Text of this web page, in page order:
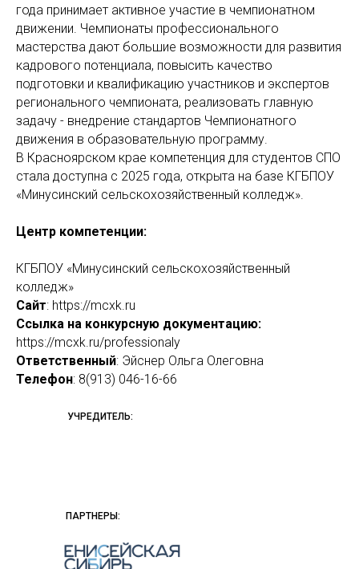
года принимает активное участие в чемпионатном
движении. Чемпионаты профессионального
мастерства дают большие возможности для развития
кадрового потенциала, повысить качество
подготовки и квалификацию участников и экспертов
регионального чемпионата, реализовать главную
задачу - внедрение стандартов Чемпионатного
движения в образовательную программу.
В Красноярском крае компетенция для студентов СПО
стала доступна с 2025 года, открыта на базе КГБПОУ
«Минусинский сельскохозяйственный колледж».
Центр компетенции:
КГБПОУ «Минусинский сельскохозяйственный
колледж»
Сайт: https://mcxk.ru
Ссылка на конкурсную документацию:
https://mcxk.ru/professionaly
Ответственный: Эйснер Ольга Олеговна
Телефон: 8(913) 046-16-66
УЧРЕДИТЕЛЬ:
ПАРТНЕРЫ: